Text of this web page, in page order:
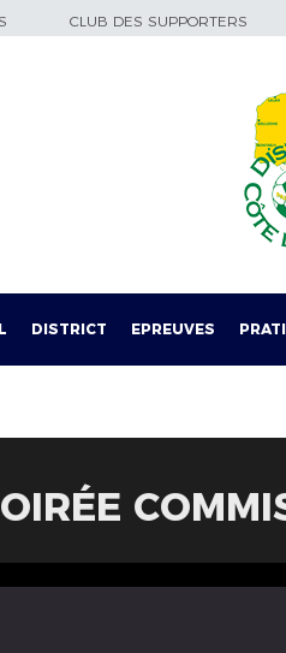
CLUB DES SUPPORTERS
DISTRICT EPREUVES